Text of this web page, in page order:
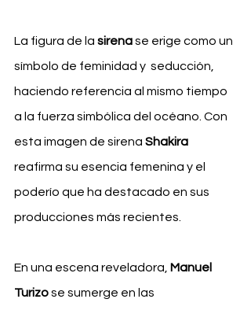
La figura de la sirena se erige como un
símbolo de feminidad y  seducción,
haciendo referencia al mismo tiempo
a la fuerza simbólica del océano. Con
esta imagen de sirena Shakira
reafirma su esencia femenina y el
poderío que ha destacado en sus
producciones más recientes.
En una escena reveladora, Manuel
Turizo se sumerge en las